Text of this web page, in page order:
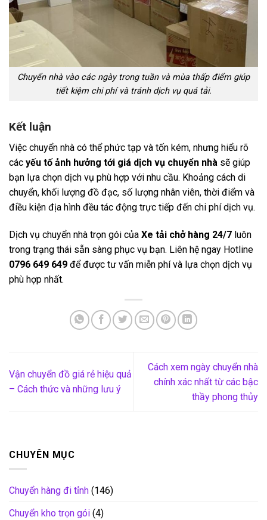
Chuyển nhà vào các ngày trong tuần và mùa thấp điểm giúp
tiết kiệm chi phí và tránh dịch vụ quá tải.
Kết luận
Việc chuyển nhà có thể phức tạp và tốn kém, nhưng hiểu rõ
các yếu tố ảnh hưởng tới giá dịch vụ chuyển nhà sẽ giúp
bạn lựa chọn dịch vụ phù hợp với nhu cầu. Khoảng cách di
chuyển, khối lượng đồ đạc, số lượng nhân viên, thời điểm và
điều kiện địa hình đều tác động trực tiếp đến chi phí dịch vụ.
Dịch vụ chuyển nhà trọn gói của Xe tải chở hàng 24/7 luôn
trong trạng thái sẵn sàng phục vụ bạn. Liên hệ ngay Hotline
0796 649 649 để được tư vấn miễn phí và lựa chọn dịch vụ
phù hợp nhất.
Vận chuyển đồ giá rẻ hiệu quả
– Cách thức và những lưu ý
Cách xem ngày chuyển nhà
chính xác nhất từ các bậc
thầy phong thủy
CHUYÊN MỤC
Chuyển hàng đi tỉnh (146)
Chuyển kho trọn gói (4)